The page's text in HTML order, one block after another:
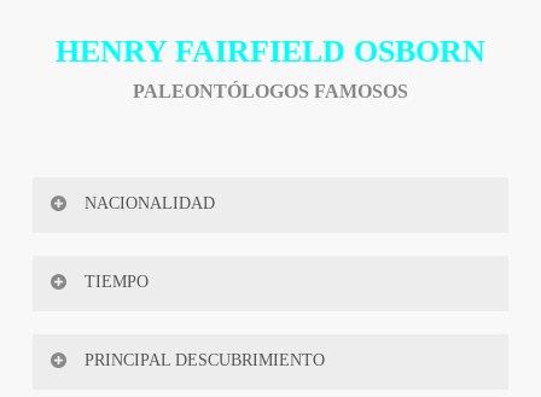
HENRY FAIRFIELD OSBORN
PALEONTÓLOGOS FAMOSOS
NACIONALIDAD
TIEMPO
PRINCIPAL DESCUBRIMIENTO